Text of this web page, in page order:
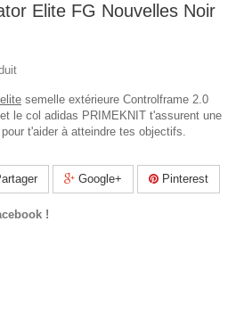
Elite FG Nouvelles Noir
semelle extérieure Controlframe 2.0
le col adidas PRIMEKNIT t'assurent une
t'aider à atteindre tes objectifs.
Google+ Pinterest
!